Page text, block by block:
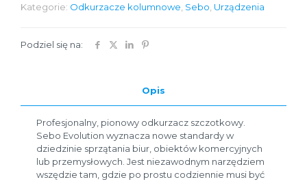
Kategorie: Odkurzacze kolumnowe Sebo Urządzenia
Podziel się na:
Opis
Profesjonalny, pionowy odkurzacz szczotkowy.
Sebo Evolution wyznacza nowe standardy w
dziedzinie sprzątania biur, obiektów komercyjnych
lub przemysłowych. Jest niezawodnym narzędziem
wszędzie tam, gdzie po prostu codziennie musi być